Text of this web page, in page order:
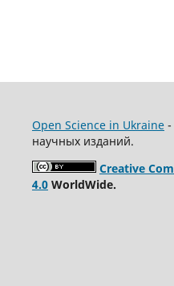
Open Science in Ukraine-
научных изданий.
Creative
4.0WorldWide.